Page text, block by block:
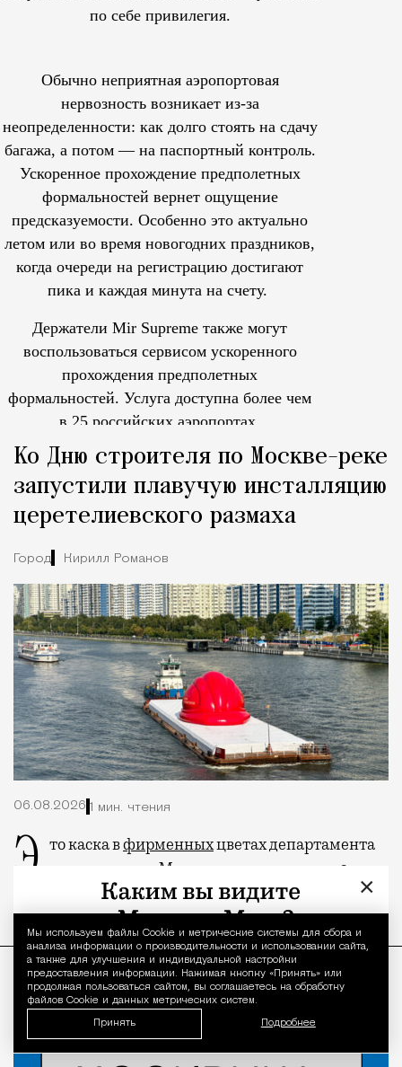
Уведомление
Мы используем файлы Сookie и метрические системы для сбора и
анализа информации о производительности и использовании сайта,
а также для улучшения и индивидуальной настройки
предоставления информации. Нажимая кнопку «Принять» или
продолжая пользоваться сайтом, вы соглашаетесь на обработку
файлов Cookie и данных метрических систем.
Принять Подробнее
по себе привилегия.
Обычно неприятная аэропортовая
нервозность возникает из-за
неопределенности: как долго стоять на сдачу
багажа, а потом — на паспортный контроль.
Ускоренное прохождение предполетных
формальностей вернет ощущение
предсказуемости. Особенно это актуально
летом или во время новогодних праздников,
когда очереди на регистрацию достигают
пика и каждая минута на счету.
Держатели Mir Supreme также могут
воспользоваться сервисом ускоренного
прохождения предполетных
формальностей. Услуга доступна более чем
в 25 российских аэропортах.
Ко Дню строителя по Москве-реке
запустили плавучую инсталляцию
церетелиевского размаха
Город Кирилл Романов
06.08.2026 1 мин. чтения
Это каска вфирменныхцветах департамента
строительства Москвы и с логотипом «70 лет
Дню Строителя».
ПРОДОЛЖЕНИЕ НИЖЕ
×